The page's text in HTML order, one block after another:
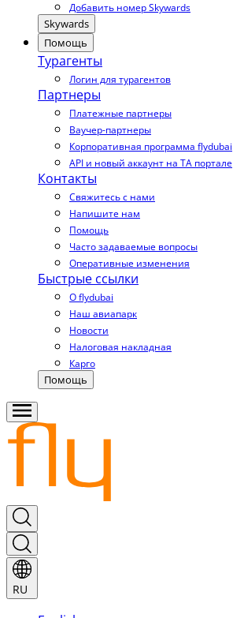
Добавить номер Skywards
Skywards
Помощь
Турагенты
Логин для турагентов
Партнеры
Платежные партнеры
Ваучер-партнеры
Корпоративная программа flydubai
API и новый аккаунт на TA портале
Контакты
Свяжитесь с нами
Напишите нам
Помощь
Часто задаваемые вопросы
Оперативные изменения
Быстрые ссылки
О flydubai
Наш авиапарк
Новости
Налоговая накладная
Карго
Помощь
RU